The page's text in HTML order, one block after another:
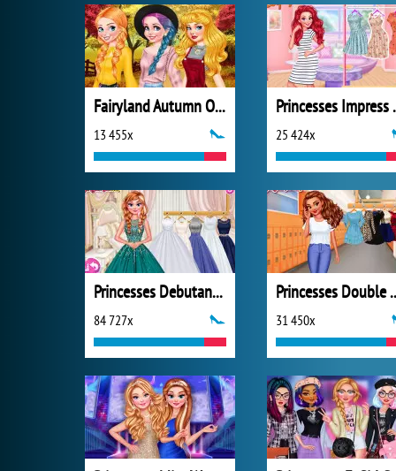
Fairyland Autumn OOTD
13 455x 25 424x
Princesses Debutante Ball
84 727x 31 450x